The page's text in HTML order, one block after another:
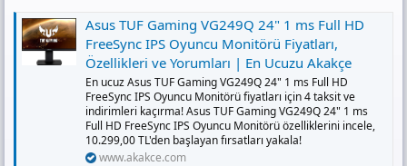
Asus TUF Gaming VG249Q 24" 1 ms Full HD
FreeSync IPS Oyuncu Monitörü Fiyatları,
Özellikleri ve Yorumları | En Ucuzu Akakçe
En ucuz Asus TUF Gaming VG249Q 24" 1 ms Full HD
FreeSync IPS Oyuncu Monitörü fiyatları için 4 taksit ve
indirimleri kaçırma! Asus TUF Gaming VG249Q 24" 1 ms
Full HD FreeSync IPS Oyuncu Monitörü özelliklerini incele,
10.299,00 TL'den başlayan fırsatları yakala!
www.akakce.com